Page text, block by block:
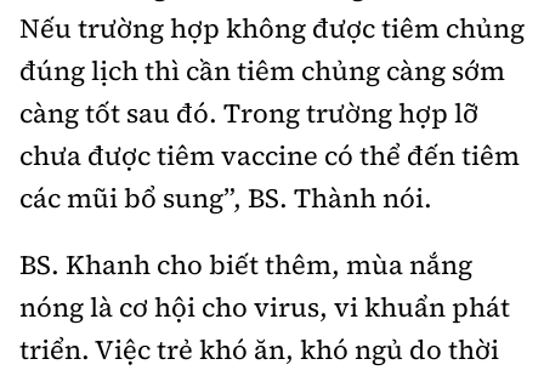
Nếu trường hợp không được tiêm chủng
đúng lịch thì cần tiêm chủng càng sớm
càng tốt sau đó. Trong trường hợp lỡ
chưa được tiêm vaccine có thể đến tiêm
các mũi bổ sung”, BS. Thành nói.
BS. Khanh cho biết thêm, mùa nắng
nóng là cơ hội cho virus, vi khuẩn phát
triển. Việc trẻ khó ăn, khó ngủ do thời